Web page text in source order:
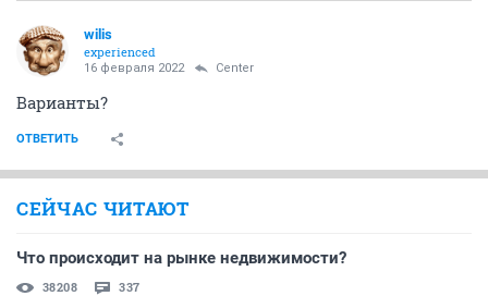
wilis
experienced
16 февраля 2022 Center
Варианты?
ОТВЕТИТЬ
СЕЙЧАС ЧИТАЮТ
Что происходит на рынке недвижимости?
38208 337